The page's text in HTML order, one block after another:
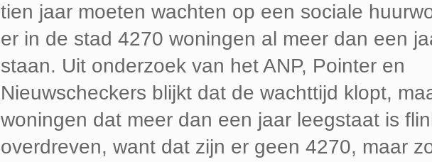
tien jaar moeten wachten op een sociale
er in de stad 4270 woningen al meer dan een
staan. Uit onderzoek van het ANP, Pointer en
Nieuwscheckers blijkt dat de wachttijd klopt,
woningen dat meer dan een jaar leegstaat is
overdreven, want dat zijn er geen 4270, maar